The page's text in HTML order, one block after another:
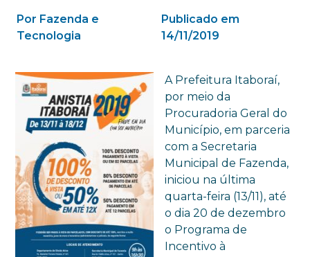
Por Fazenda e
Tecnologia
Publicado em
14/11/2019
A Prefeitura Itaboraí,
por meio da
Procuradoria Geral do
Município, em parceria
com a Secretaria
Municipal de Fazenda,
iniciou na última
quarta-feira (13/11), até
o dia 20 de dezembro
o Programa de
Incentivo à